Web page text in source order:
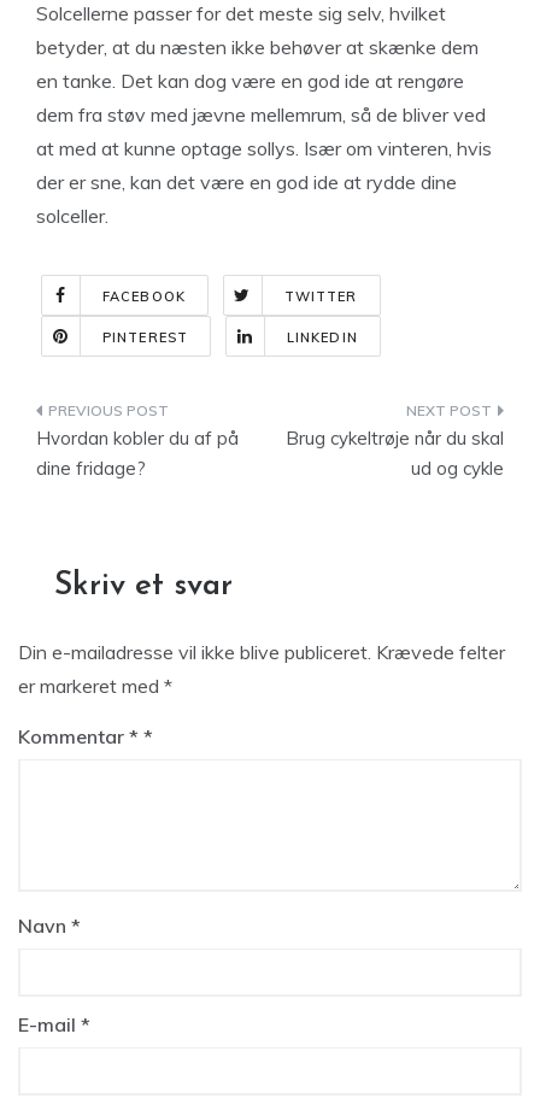
Solcellerne passer for det meste sig selv, hvilket
betyder, at du næsten ikke behøver at skænke dem
en tanke. Det kan dog være en god ide at rengøre
dem fra støv med jævne mellemrum, så de bliver ved
at med at kunne optage sollys. Især om vinteren, hvis
der er sne, kan det være en god ide at rydde dine
solceller.
FACEBOOK TWITTER
PINTEREST LINKEDIN
Indlægsnavigation
Hvordan kobler du af på
dine fridage?
Brug cykeltrøje når du skal
ud og cykle
Skriv et svar
Din e-mailadresse vil ikke blive publiceret. Krævede felter
er markeret med *
Kommentar *
Navn *
E-mail *